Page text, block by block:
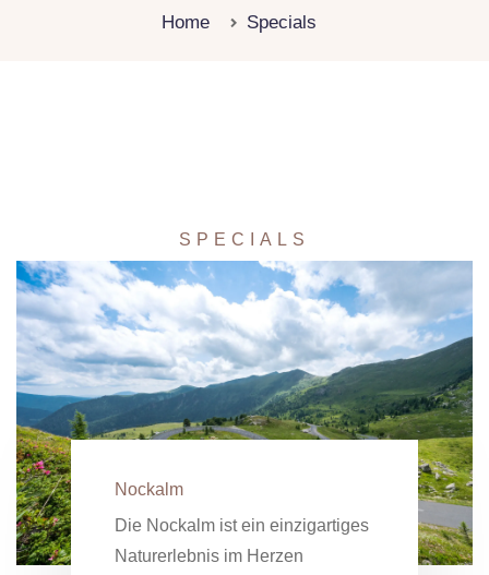
Home Specials
SPECIALS
Nockalm
Die Nockalm ist ein einzigartiges
Naturerlebnis im Herzen